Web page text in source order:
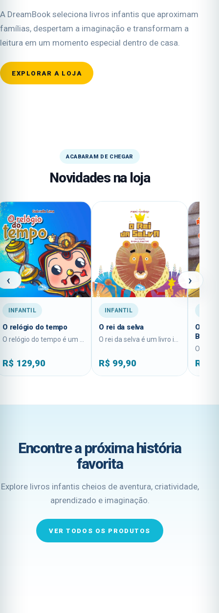
A DreamBook seleciona livros infantis que aproximam
famílias, despertam a imaginação e transformam a
leitura em um momento especial dentro de casa.
EXPLORAR A LOJA
ACABARAM DE CHEGAR
Novidades na loja
‹
INFANTIL
O relógio do tempo
R$ 129,90
INFANTIL
O rei da selva
R$ 99,90
O rato
Benê
R$
›
Encontre a próxima história
favorita
Explore livros infantis cheios de aventura, criatividade,
aprendizado e imaginação.
VER TODOS OS PRODUTOS